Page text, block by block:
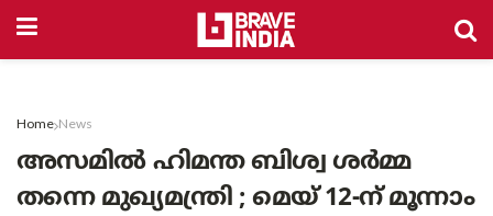
Home News
അസമിൽ ഹിമന്ത ബിശ്വ ശർമ്മ
തന്നെ മുഖ്യമന്ത്രി ; മെയ് 12-ന് മൂന്നാം